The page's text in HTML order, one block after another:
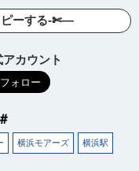
ピーする-✄—
カウント
横浜モアーズ 横浜駅